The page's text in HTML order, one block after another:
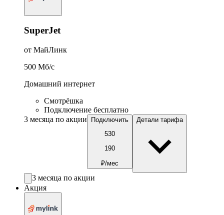
SuperJet
от МайЛинк
500 Мб/c
Домашний интернет
Смотрёшка
Подключение бесплатно
3 месяца по акции
Подключить
530
190
₽/мес
Детали тарифа
3 месяца по акции
Акция